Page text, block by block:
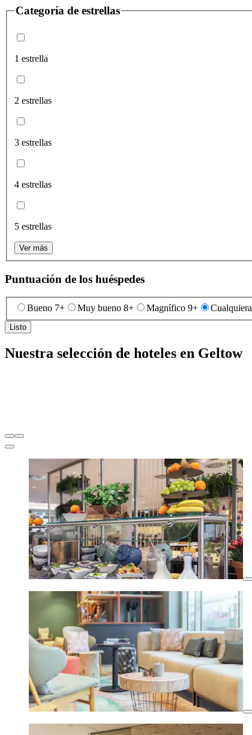
Categoría de estrellas
1 estrella
2 estrellas
3 estrellas
4 estrellas
5 estrellas
Ver más
Puntuación de los huéspedes
Bueno 7+ Muy bueno 8+ Magnífico 9+ Cualquiera
Listo
Nuestra selección de hoteles en Geltow